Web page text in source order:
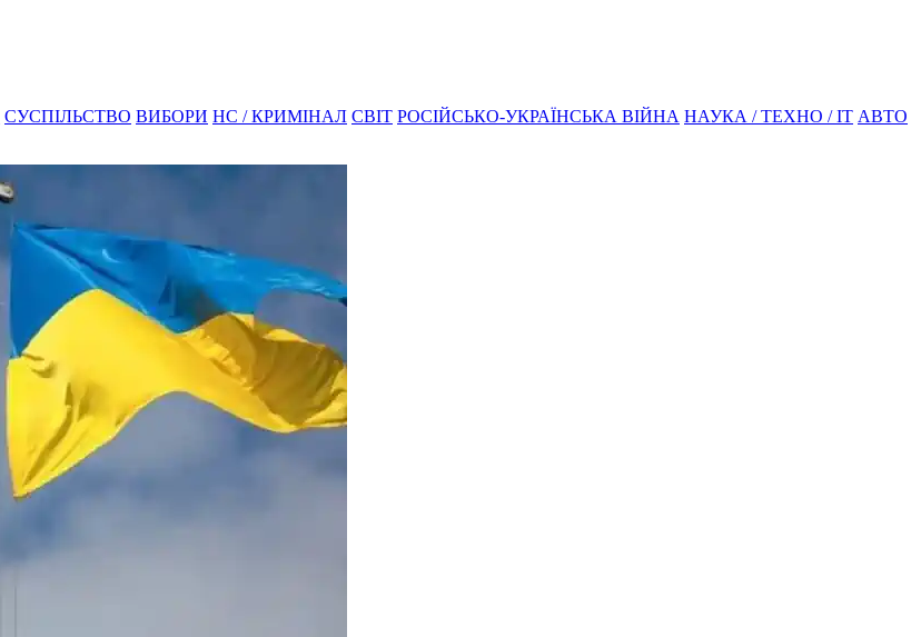
СУСПІЛЬСТВО ВИБОРИ НС / КРИМІНАЛ СВІТ РОСІЙСЬКО-УКРАЇНСЬКА ВІЙНА НАУКА / ТЕХНО / IT АВТО